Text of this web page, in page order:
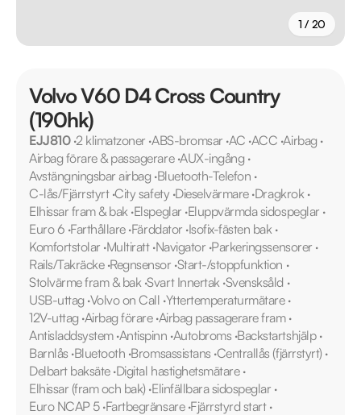
1 / 20
Volvo V60 D4 Cross Country
(190hk)
EJJ810·2 klimatzoner ·ABS-bromsar ·AC ·ACC ·Airbag ·
Airbag förare & passagerare·AUX-ingång ·
Avstängningsbar airbag ·Bluetooth-Telefon ·
C-lås/Fjärrstyrt·City safety ·Dieselvärmare·Dragkrok·
Elhissar fram & bak·Elspeglar ·Eluppvärmda sidospeglar ·
Euro 6 ·Farthållare·Färddator ·Isofix-fästen bak·
Komfortstolar ·Multiratt·Navigator ·Parkeringssensorer ·
Rails/Takräcke·Regnsensor ·Start-/stoppfunktion ·
Stolvärme fram & bak·Svart Innertak·Svensksåld ·
USB-uttag ·Volvo on Call ·Yttertemperaturmätare·
12V-uttag ·Airbag förare·Airbag passagerare fram·
Antisladdsystem·Antispinn ·Autobroms ·Backstartshjälp·
Barnlås ·Bluetooth ·Bromsassistans ·Centrallås (fjärrstyrt)·
Delbart baksäte·Digital hastighetsmätare·
Elhissar (fram och bak)·Elinfällbara sidospeglar ·
Euro NCAP 5·Fartbegränsare·Fjärrstyrd start·